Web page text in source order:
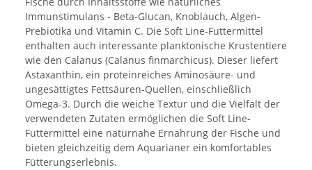
Immunstimulans - Beta-Glucan, Knoblauch, Algen-
Prebiotika und Vitamin C. Die Soft Line-Futtermittel
enthalten auch interessante planktonische Krustentiere
wie den Calanus (Calanus finmarchicus). Dieser liefert
Astaxanthin, ein proteinreiches Aminosäure- und
ungesättigtes Fettsäuren-Quellen, einschließlich
Omega-3. Durch die weiche Textur und die Vielfalt der
verwendeten Zutaten ermöglichen die Soft Line-
Futtermittel eine naturnahe Ernährung der Fische und
bieten gleichzeitig dem Aquarianer ein komfortables
Fütterungserlebnis.